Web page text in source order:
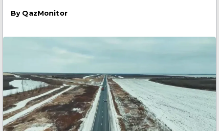
By QazMonitor